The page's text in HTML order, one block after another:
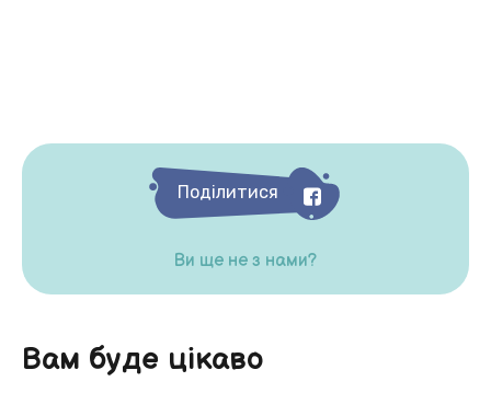
Поділитися
Ви ще не з нами?
Вам буде цікаво